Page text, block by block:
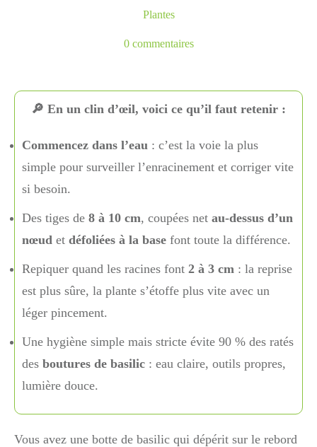
Plantes
0commentaires
🔎 En un clin d’œil, voici ce qu’il faut retenir :
Commencez dans l’eau : c’est la voie la plus
simple pour surveiller l’enracinement et corriger vite
si besoin.
Des tiges de 8 à 10 cm, coupées net au-dessus d’un
nœud et défoliées à la base font toute la différence.
Repiquer quand les racines font 2 à 3 cm : la reprise
est plus sûre, la plante s’étoffe plus vite avec un
léger pincement.
Une hygiène simple mais stricte évite 90 % des ratés
des boutures de basilic : eau claire, outils propres,
lumière douce.
Vous avez une botte de basilic qui dépérit sur le rebord